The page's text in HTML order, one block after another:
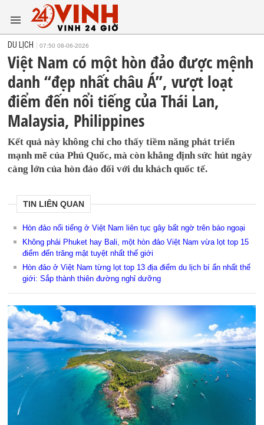
DU LỊCH 07:50 08-06-2026
Việt Nam có một hòn đảo được mệnh
danh “đẹp nhất châu Á”, vượt loạt
điểm đến nổi tiếng của Thái Lan,
Malaysia, Philippines
Kết quả này không chỉ cho thấy tiềm năng phát triển
mạnh mẽ của Phú Quốc, mà còn khẳng định sức hút ngày
càng lớn của hòn đảo đối với du khách quốc tế.
TIN LIÊN QUAN
Hòn đảo nổi tiếng ở Việt Nam liên tục gây bất ngờ trên báo ngoại
Không phải Phuket hay Bali, một hòn đảo Việt Nam vừa lọt top 15
điểm đến trăng mật tuyệt nhất thế giới
Hòn đảo ở Việt Nam từng lọt top 13 địa điểm du lịch bí ẩn nhất thế
giới: Sắp thành thiên đường nghỉ dưỡng